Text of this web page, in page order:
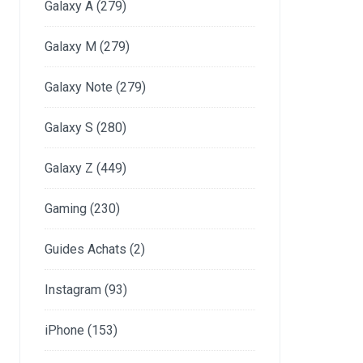
Galaxy A (279)
Galaxy M (279)
Galaxy Note (279)
Galaxy S (280)
Galaxy Z (449)
Gaming (230)
Guides Achats (2)
Instagram (93)
iPhone (153)